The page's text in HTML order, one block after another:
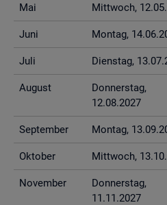
Mai Mitt­woch,
Juni Mon­tag,
Juli Diens­tag,
Au­gust
Don­ners­tag,
12.08.2027
Sep­tem­ber Mon­tag,
Ok­to­ber Mitt­woch,
No­vem­ber
Don­ners­tag,
11.11.2027